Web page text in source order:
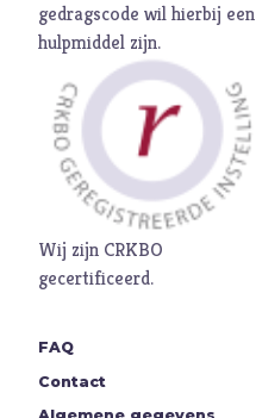
G
Games
Geld
Genade
Geweld
Gewoonten
Goden
Goede Vrijdag
H
Heiligheid
Homoseksualiteit
gedragscode wil hierbij een
hulpmiddel zijn.
Wij zijn CRKBO
gecertificeerd.
FAQ
Contact